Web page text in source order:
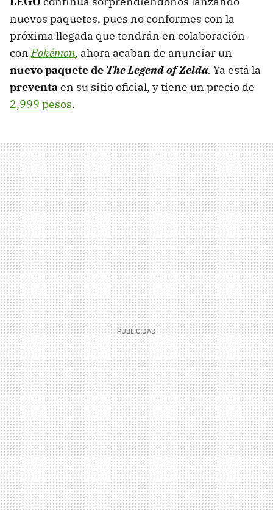
nuevos paquetes, pues no conformes con la
próxima llegada que tendrán en colaboración
conPokémon, ahora acaban de anunciar un
nuevo paquete de The Legend of Zelda. Ya está la
preventaen su sitio oficial, y tiene un precio de
2,999 pesos.